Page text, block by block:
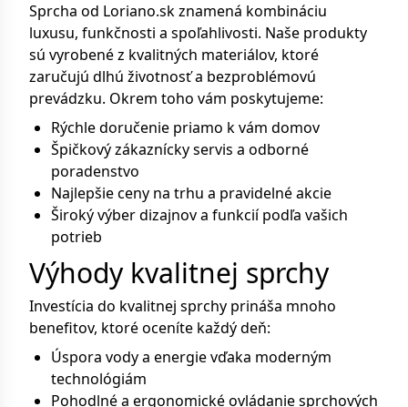
Sprcha od Loriano.sk znamená kombináciu
luxusu, funkčnosti a spoľahlivosti. Naše produkty
sú vyrobené z kvalitných materiálov, ktoré
zaručujú dlhú životnosť a bezproblémovú
prevádzku. Okrem toho vám poskytujeme:
Rýchle doručenie priamo k vám domov
Špičkový zákaznícky servis a odborné
poradenstvo
Najlepšie ceny na trhu a pravidelné akcie
Široký výber dizajnov a funkcií podľa vašich
potrieb
Výhody kvalitnej sprchy
Investícia do kvalitnej sprchy prináša mnoho
benefitov, ktoré oceníte každý deň:
Úspora vody a energie vďaka moderným
technológiám
Pohodlné a ergonomické ovládanie sprchových